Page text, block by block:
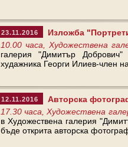
23.11.2016
Изложба
10.00 часа, Художествена
галерия "Димитър
худажника Георги Илиев-член
12.11.2016
Авторска
17.30 часа, Художествена
в Художествена галерия
бъде открита авторска